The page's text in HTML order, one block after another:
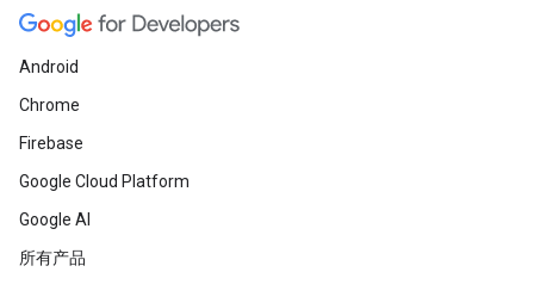
Android
Chrome
Firebase
Google Cloud Platform
Google AI
所有产品